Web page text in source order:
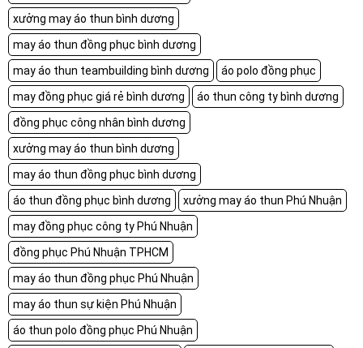
xưởng may áo thun bình dương
may áo thun đồng phục bình dương
may áo thun teambuilding bình dương
áo polo đồng phục
may đồng phục giá rẻ bình dương
áo thun công ty bình dương
đồng phục công nhân bình dương
xưởng may áo thun bình dương
may áo thun đồng phục bình dương
áo thun đồng phục bình dương
xưởng may áo thun Phú Nhuận
may đồng phục công ty Phú Nhuận
đồng phục Phú Nhuận TPHCM
may áo thun đồng phục Phú Nhuận
may áo thun sự kiện Phú Nhuận
áo thun polo đồng phục Phú Nhuận